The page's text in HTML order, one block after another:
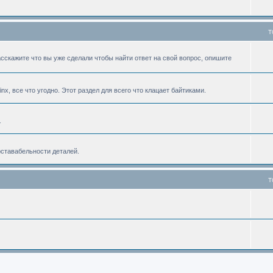
что вы уже сделали чтобы найти ответ на свой вопрос, опишите
все что угодно. Этот раздел для всего что клацает байтиками.
деталей.